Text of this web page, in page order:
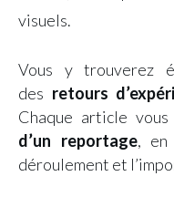
visuels.
Vous y trouverez
des retours
Chaque article
d’un reportage, en
déroulement et